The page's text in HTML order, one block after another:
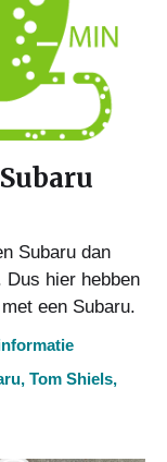
Subaru dan
Dus hier hebben
een Subaru.
, Tom Shiels,